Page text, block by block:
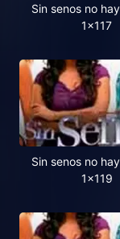
Sin senos no
1x117
Sin senos no
1x119